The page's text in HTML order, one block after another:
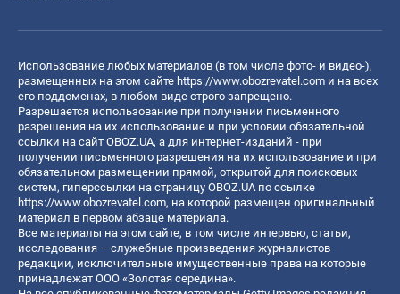
Использование любых материалов (в том числе фото- и видео-),
размещенных на этом сайте https://www.obozrevatel.com и на всех
его поддоменах, в любом виде строго запрещено.
Разрешается использование при получении письменного
разрешения на их использование и при условии обязательной
ссылки на сайт OBOZ.UA, а для интернет-изданий - при
получении письменного разрешения на их использование и при
обязательном размещении прямой, открытой для поисковых
систем, гиперссылки на страницу OBOZ.UA по ссылке
https://www.obozrevatel.com, на которой размещен оригинальный
материал в первом абзаце материала.
Все материалы на этом сайте, в том числе интервью, статьи,
исследования – служебные произведения журналистов
редакции, исключительные имущественные права на которые
принадлежат ООО «Золотая середина».